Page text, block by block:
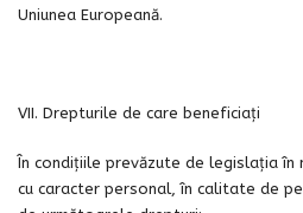
Uniunea Europeană.
VII. Drepturile de care beneficiați
În condițiile prevăzute de legislația
cu caracter personal, în calitate de